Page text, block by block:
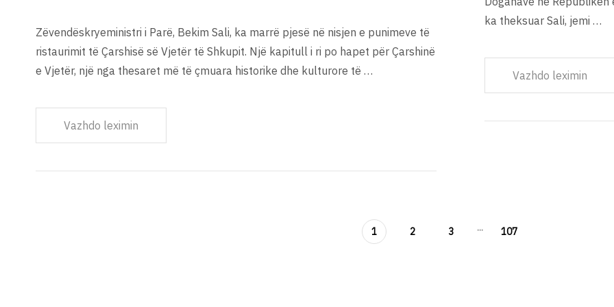
Zëvendëskryeministri i Parë, Bekim Sali, ka marrë pjesë në nisjen e punimeve të
ristaurimit të Çarshisë së Vjetër të Shkupit. Një kapitull i ri po hapet për Çarshinë
e Vjetër, një nga thesaret më të çmuara historike dhe kulturore të …
Vazhdo leximin
ka theksuar Sali, jemi …
Vazhdo leximin
1 2 3 ... 107